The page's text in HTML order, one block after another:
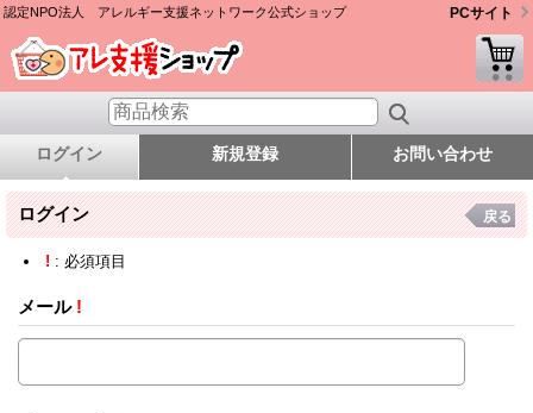
認定NPO法人 アレルギー支援ネットワーク公式ショップ PCサイト
ログイン 新規登録 お問い合わせ
ログイン 戻る
! : 必須項目
メール !